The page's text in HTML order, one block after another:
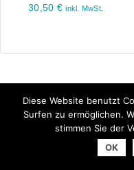
30,50 € inkl. MwSt.
© 2025
|
Diese Website benutzt
Surfen zu ermöglichen.
stimmen Sie der
OK